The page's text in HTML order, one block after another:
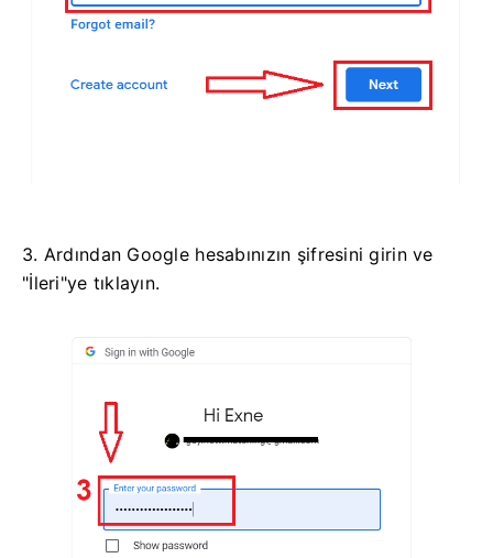
3. Ardından Google hesabınızın şifresini girin ve
"İleri"ye tıklayın.